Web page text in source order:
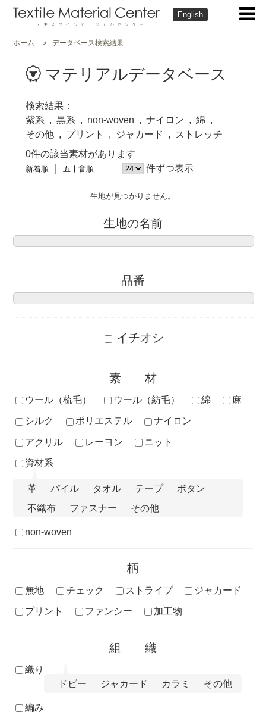
English
ホーム データベース検索結果
マテリアルデータベース
検索結果
紫系
黒系 non-woven ナイロン
綿
その他
プリント ジャカード
ストレッチ
0件の該当素材があります
新着順 五十音順 件ずつ表示
生地が見つかりません。
生地の名前
品番
イチオシ
素材
ウール（梳毛） ウール（紡毛） 綿
麻
シルク
ポリエステル
ナイロン
アクリル
レーヨン
ニット
資材系
革 パイル タオル テープ
ボタン
不織布
ファスナー その他
non-woven
柄
無地 チェック ストライプ
ジャカード
プリント
ファンシー 加工物
組織
織り
ドビー
ジャカード カラミ その他
編み